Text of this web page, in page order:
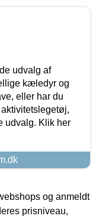
udvalg af
kæledyr og
eller har du
udvalg. Klik her
og anmeldt
prisniveau,